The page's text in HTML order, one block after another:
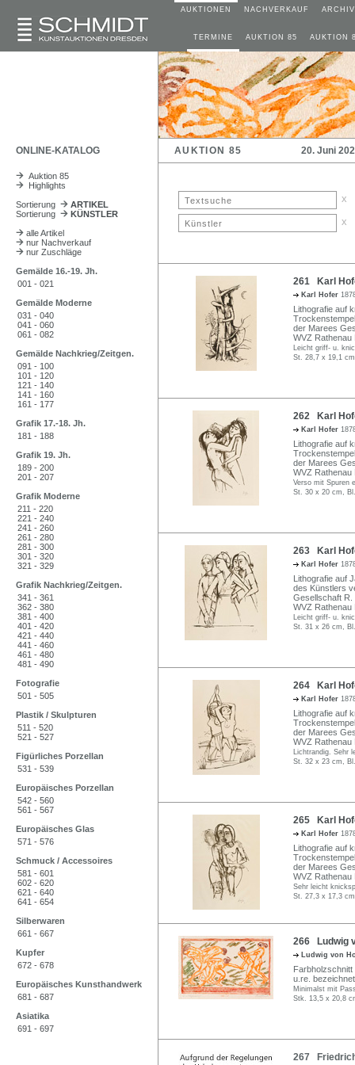
AUKTIONEN NACHVERKAUF ARCHIV
TERMINE AUKTION 85 AUKTION
ONLINE-KATALOG AUKTION 85 20. Juni
Auktion 85
Highlights
Sortierung
ARTIKEL
Sortierung
KÜNSTLER
alle Artikel
nur Nachverkauf
nur Zuschläge
Gemälde 16.-19. Jh.
001 - 021
Gemälde Moderne
031 - 040
041 - 060
061 - 082
Gemälde Nachkrieg/Zeitgen.
091 - 100
101 - 120
121 - 140
141 - 160
161 - 177
Grafik 17.-18. Jh.
181 - 188
Grafik 19. Jh.
189 - 200
201 - 207
Grafik Moderne
211 - 220
221 - 240
241 - 260
261 - 280
281 - 300
301 - 320
321 - 329
Grafik Nachkrieg/Zeitgen.
341 - 361
362 - 380
381 - 400
401 - 420
421 - 440
441 - 460
461 - 480
481 - 490
Fotografie
501 - 505
Plastik / Skulpturen
511 - 520
521 - 527
Figürliches Porzellan
531 - 539
Europäisches Porzellan
542 - 560
561 - 567
Europäisches Glas
571 - 576
Schmuck / Accessoires
581 - 601
602 - 620
621 - 640
641 - 654
Silberwaren
661 - 667
Kupfer
672 - 678
Europäisches Kunsthandwerk
681 - 687
Asiatika
691 - 697
x
x
261 Karl
Karl Hofer
Lithografie auf
der Marees
WVZ Rathenau
Leicht griff- u.
St. 28,7 x 19,1
262 Karl
Karl Hofer
Lithografie auf
der Marees
WVZ Rathenau
Verso mit Spuren
St. 30 x 20 cm,
263 Karl
Karl Hofer
Lithografie auf
des Künstlers
Gesellschaft R.
WVZ Rathenau
Leicht griff- u.
St. 31 x 26 cm,
264 Karl
Karl Hofer
Lithografie auf
der Marees
WVZ Rathenau
Lichtrandig. Sehr
St. 32 x 23 cm,
265 Karl
Karl Hofer
Lithografie auf
der Marees
WVZ Rathenau
Sehr leicht
St. 27,3 x 17,3
266 Ludwig
Ludwig von
Farbholzschnitt
u.re.
Minimalst mit
Stk. 13,5 x 20,8
267